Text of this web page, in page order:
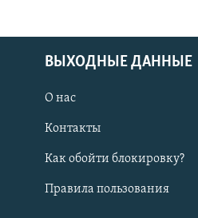
ВЫХОДНЫЕ ДАННЫЕ
О нас
Контакты
Как обойти блокировку?
Правила пользования